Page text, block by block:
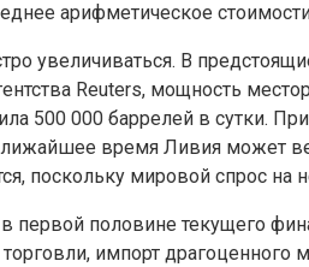
арифметическое
увеличиваться. В
Reuters, мощность
500 000 баррелей в сутки.
время Ливия может
поскольку мировой спрос
первой половине текущего
импорт